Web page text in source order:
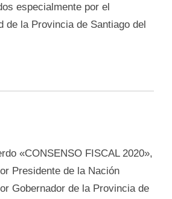
especialmente por el
de la Provincia de Santiago del
«CONSENSO FISCAL 2020»,
Presidente de la Nación
Gobernador de la Provincia de